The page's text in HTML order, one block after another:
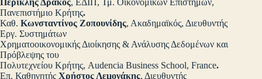
Περικλής Δράκος, ΕΔΙΠ, Τμ. Οικονομικών Επιστημών,
Πανεπιστήμιο Κρήτης.
Καθ. Κωνσταντίνος Ζοπουνίδης, Ακαδημαϊκός, Διευθυντής
Εργ. Συστημάτων
Χρηματοοικονομικής Διοίκησης & Ανάλυσης Δεδομένων και
Πρόβλεψης του
Πολυτεχνείου Κρήτης, Audencia Business School, France.
Επ. Καθηγητής Χρήστος Λεμονάκης, Διευθυντής